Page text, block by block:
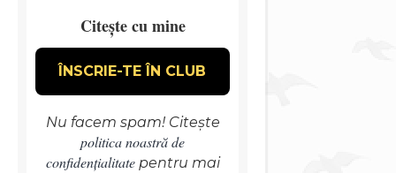
Citește cu mine
Nu facem spam! Citește
politica noastră de
confidențialitatepentru mai